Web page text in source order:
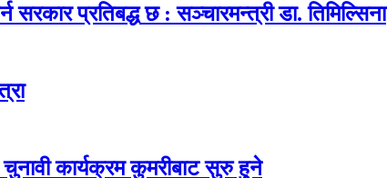
सरकार प्रतिबद्ध छ : सञ्चारमन्त्री डा. तिमिल्सिना
कार्यक्रम कुमरीबाट सुरु हुने